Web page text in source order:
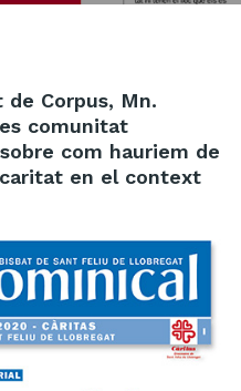
Corpus, Mn.
comunitat
com hauriem de
en el context